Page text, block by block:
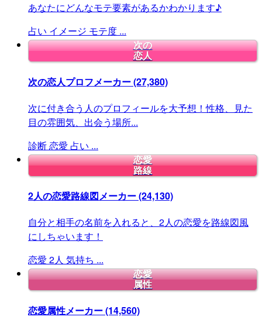
あなたにどんなモテ要素があるかわかります♪
占い イメージ モテ度 ...
次の
恋人
次の恋人プロフメーカー(27,380)
次に付き合う人のプロフィールを大予想！性格、見た
目の雰囲気、出会う場所...
診断恋愛 占い ...
恋愛
路線
2人の恋愛路線図メーカー(24,130)
自分と相手の名前を入れると、2人の恋愛を路線図風
にしちゃいます！
恋愛 2人 気持ち ...
恋愛
属性
恋愛属性メーカー(14,560)